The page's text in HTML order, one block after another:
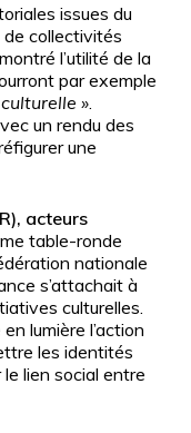
issues du
de collectivités
l’utilité de la
par exemple
».
un rendu des
une
acteurs
table-ronde
nationale
s’attachait à
culturelles.
lumière l’action
les identités
lien social entre